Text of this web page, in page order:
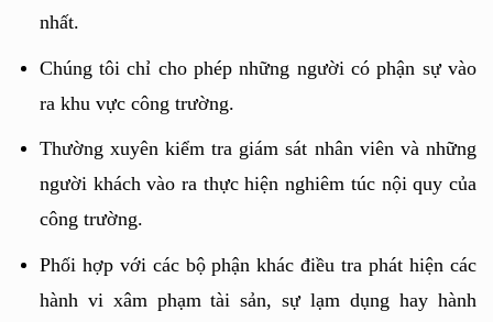
nhất.
Chúng tôi chỉ cho phép những người có phận sự vào
ra khu vực công trường.
Thường xuyên kiểm tra giám sát nhân viên và những
người khách vào ra thực hiện nghiêm túc nội quy của
công trường.
Phối hợp với các bộ phận khác điều tra phát hiện các
hành vi xâm phạm tài sản, sự lạm dụng hay hành